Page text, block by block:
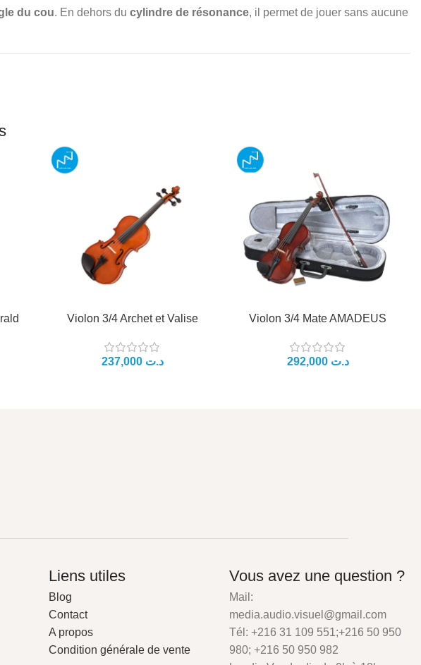
du cou. En dehors du cylindre de résonance, il permet de jouer sans aucune
Violon 3/4 Archet et Valise
د.ت
Violon 3/4 Mate AMADEUS
د.ت
Liens utiles
Blog
Contact
A propos
Condition générale de vente
Vous avez une question ?
Mail:
media.audio.visuel@gmail.com
Tél: +216 31 109 551;+216 50 950
980; +216 50 950 982